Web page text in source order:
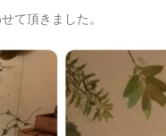
て頂きました。